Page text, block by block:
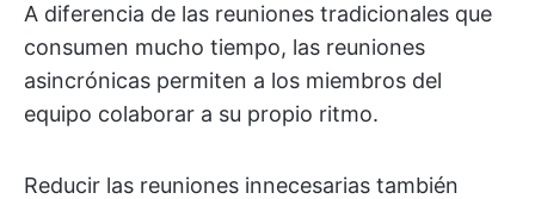
A diferencia de las reuniones tradicionales que
consumen mucho tiempo, las reuniones
asincrónicas permiten a los miembros del
equipo colaborar a su propio ritmo.
Reducir las reuniones innecesarias también